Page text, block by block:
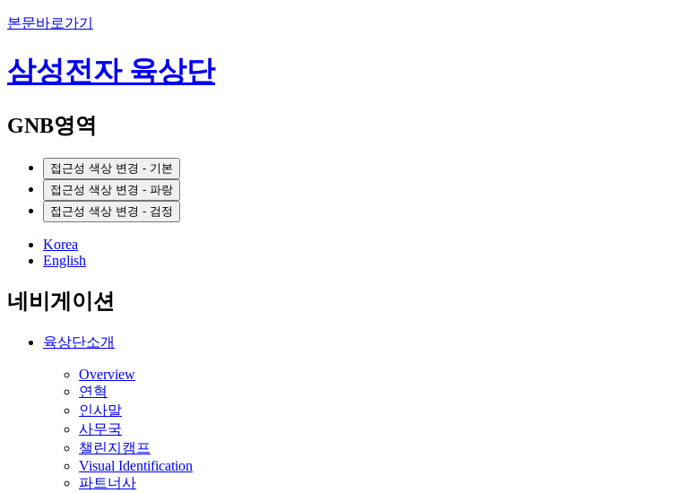
본문바로가기
삼성전자 육상단
GNB영역
접근성 색상 변경 - 기본
접근성 색상 변경 - 파랑
접근성 색상 변경 - 검정
Korea
English
네비게이션
육상단소개
Overview
연혁
인사말
사무국
챌린지캠프
Visual Identification
파트너사